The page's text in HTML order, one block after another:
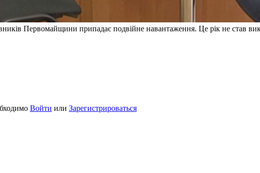
Первомайщини припадає подвійне навантаження. Це рік не став
Войти или Зарегистрироваться